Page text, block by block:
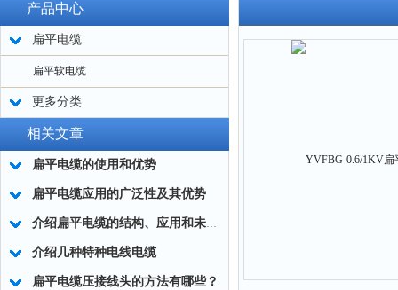
产品中心
扁平电缆
扁平软电缆
更多分类
相关文章
扁平电缆的使用和优势
扁平电缆应用的广泛性及其优势
介绍扁平电缆的结构、应用和未来的发展趋势
介绍几种特种电线电缆
扁平电缆压接线头的方法有哪些？